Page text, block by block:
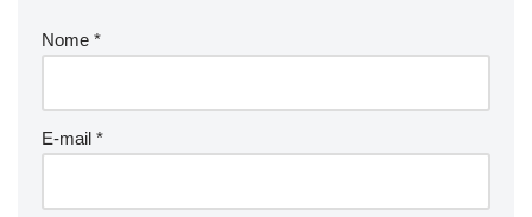
Nome *
E-mail *